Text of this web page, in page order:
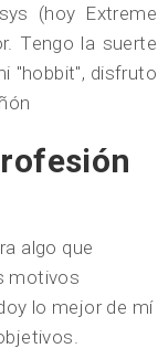
(hoy Extreme
Tengo la suerte
"hobbit", disfruto
algo que
motivos
lo mejor de mí